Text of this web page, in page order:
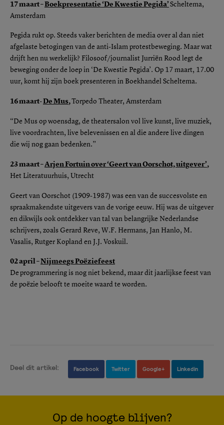
17 maart –Boekpresentatie ‘De Kwestie Pegida’ Scheltema,
Amsterdam
Pegida rukt op. Steeds vaker berichten de media over al dan niet
afgelaste betogingen van de anti-Islam protestbeweging. Maar wat
drijft hen nu werkelijk? Filosoof/journalist Jurriën Rood legt de
beweging onder de loep in ‘De Kwestie Pegida’. Op 17 maart, 17.00
uur, komt hij zijn boek presenteren in Boekhandel Scheltema.
16 maart-De Mus,Torpedo Theater, Amsterdam
“De Mus op woensdag, de theatersalon vol live kunst, live muziek,
live voordrachten, live belevenissen en al die andere live dingen
die wij nog gaan bedenken.”
23 maart – Arjen Fortuin over ‘Geert van Oorschot, uitgever’,
Het Literatuurhuis, Utrecht
Geert van Oorschot (1909-1987) was een van de succesvolste en
spraakmakendste uitgevers van de vorige eeuw. Hij was de uitgever
en dikwijls ook ontdekker van tal van belangrijke Nederlandse
schrijvers, zoals Gerard Reve, W.F. Hermans, Jan Hanlo, M.
Vasalis, Rutger Kopland en J.J. Voskuil.
02 april –NijmeegsPoëziefeest
Deprogrammering is nog niet bekend, maar dit jaarlijkse feest van
de poëzie belooft te moeite waard te worden.
Deel dit artikel: Facebook Twitter Google+ Linkedin
Op de hoogte blijven?